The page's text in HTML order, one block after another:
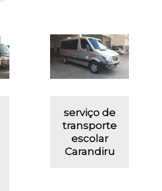
serviço de
transporte
escolar
Carandiru